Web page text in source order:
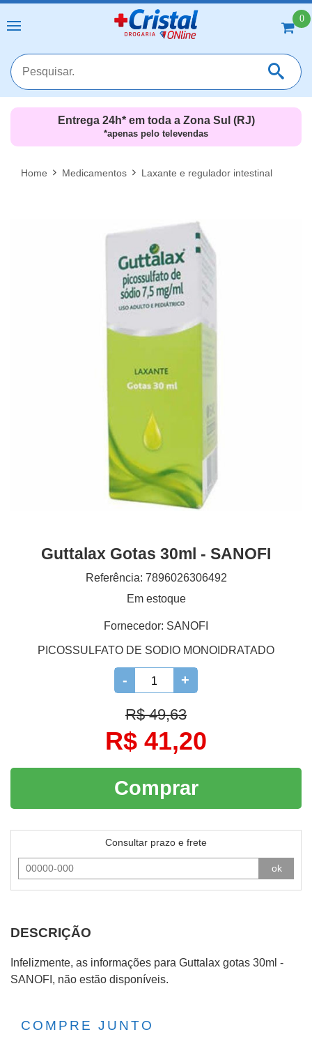
0
MAIS RESULTADOS
Entrega 24h* em toda a Zona Sul (RJ)
*apenas pelo televendas
Home Medicamentos Laxante e regulador intestinal
Guttalax Gotas 30ml - SANOFI
Referência: 7896026306492
Em estoque
Fornecedor: SANOFI
PICOSSULFATO DE SODIO MONOIDRATADO
- +
R$ 49,63
R$ 41,20
Comprar
Consultar prazo e frete
ok
DESCRIÇÃO
Infelizmente, as informações para Guttalax gotas 30ml -
SANOFI, não estão disponíveis.
COMPRE JUNTO